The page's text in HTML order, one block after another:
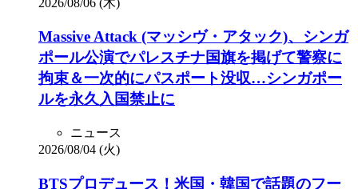
Massive Attack (マッシヴ・アタック)、シンガ
ポール公演でパレスチナ国旗を掲げて警察に
拘束＆一次的にパスポート没収…シンガポー
ルを永久入国禁止に
ニュース
2026/08/04 (火)
BTSプロデュース！米国・韓国で話題のフー